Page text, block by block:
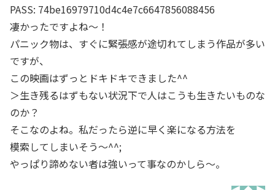
PASS: 74be16979710d4c4e7c6647856088456
凄かったですよね～！
パニック物は、すぐに緊張感が途切れてしまう作品が多い
ですが、
この映画はずっとドキドキできました^^
＞生き残るはずもない状況下で人はこうも生きたいものな
のか？
そこなのよね。私だったら逆に早く楽になる方法を
模索してしまいそう～^^;
やっぱり諦めない者は強いって事なのかしら～。